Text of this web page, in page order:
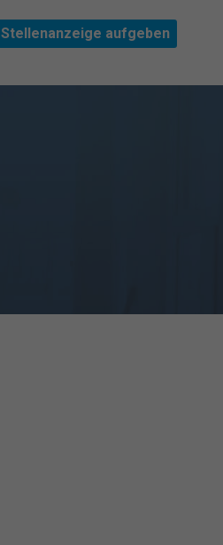
Stellenanzeige aufgeben